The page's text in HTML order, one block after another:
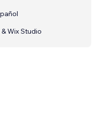
& Wix Studio